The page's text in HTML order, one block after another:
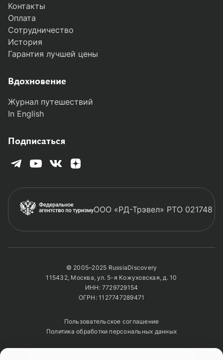
MODAL-ARRIVALS
Контакты
Оплата
Сотрудничество
История
Гарантия лучшей цены
Вдохновение
Журнал путешествий
In English
Подписаться
ООО «РД-Трэвел» РТО 021748
© 2005–2025 RussiaDiscovery
115432, Москва, ул. 5-я Кожуховская, д. 10
ИНН: 7729729154
ОГРН: 1127747289471
Пользовательское соглашение
Политика обработки персональных данных